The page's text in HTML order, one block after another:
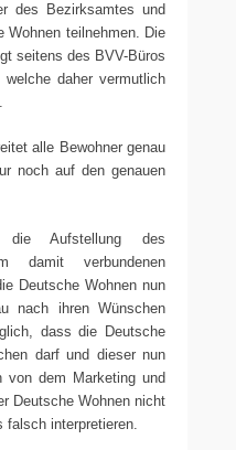
des Bezirksamtes und
Wohnen teilnehmen. Die
seitens des BVV-Büros
daher vermutlich
alle Bewohner genau
noch auf den genauen
Aufstellung des
damit verbundenen
Deutsche Wohnen nun
nach ihren Wünschen
dass die Deutsche
darf und dieser nun
dem Marketing und
Deutsche Wohnen nicht
falsch interpretieren.